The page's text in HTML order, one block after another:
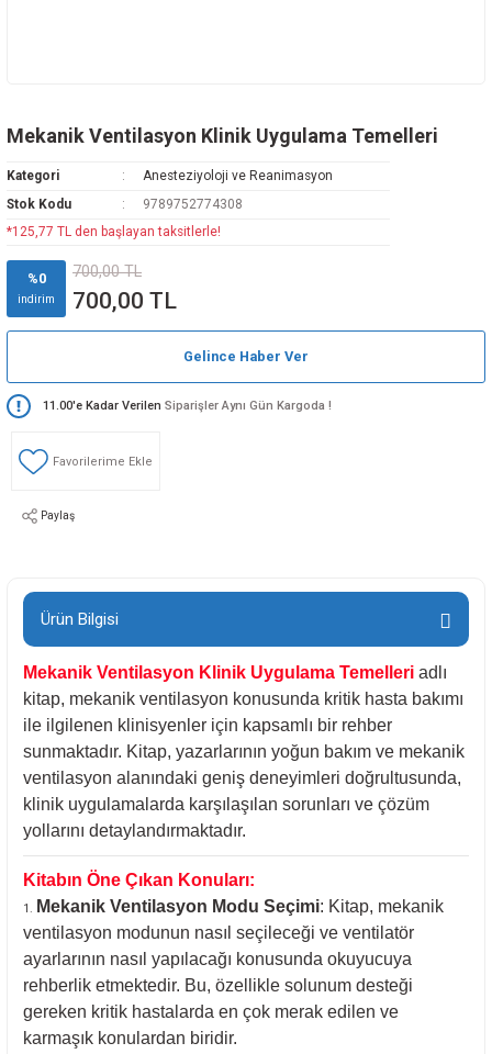
Mekanik Ventilasyon Klinik Uygulama Temelleri
Kategori
Anesteziyoloji ve Reanimasyon
Stok Kodu
9789752774308
*125,77 TL den başlayan taksitlerle!
%0
indirim
700,00 TL
700,00 TL
Gelince Haber Ver
11.00'e Kadar Verilen Siparişler Aynı Gün Kargoda !
Paylaş
Ürün Bilgisi
Mekanik Ventilasyon Klinik Uygulama Temelleri adlı
kitap, mekanik ventilasyon konusunda kritik hasta bakımı
ile ilgilenen klinisyenler için kapsamlı bir rehber
sunmaktadır. Kitap, yazarlarının yoğun bakım ve mekanik
ventilasyon alanındaki geniş deneyimleri doğrultusunda,
klinik uygulamalarda karşılaşılan sorunları ve çözüm
yollarını detaylandırmaktadır.
Kitabın Öne Çıkan Konuları:
Mekanik Ventilasyon Modu Seçimi: Kitap, mekanik
ventilasyon modunun nasıl seçileceği ve ventilatör
ayarlarının nasıl yapılacağı konusunda okuyucuya
rehberlik etmektedir. Bu, özellikle solunum desteği
gereken kritik hastalarda en çok merak edilen ve
karmaşık konulardan biridir.